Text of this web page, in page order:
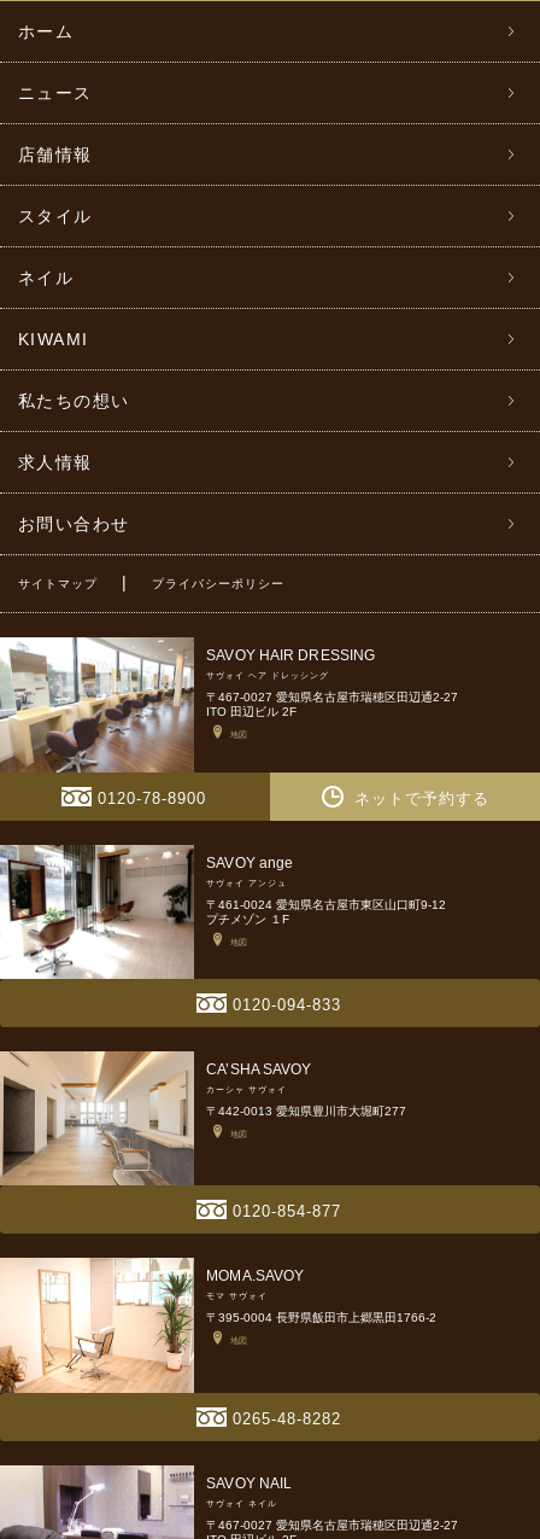
ホーム
ニュース
店舗情報
スタイル
ネイル
KIWAMI
私たちの想い
求人情報
お問い合わせ
サイトマップ | プライバシーポリシー
SAVOY HAIR DRESSING
サヴォイ ヘア ドレッシング
〒467-0027 愛知県名古屋市瑞穂区田辺通2-27
ITO 田辺ビル 2F
地図
0120-78-8900 ネットで予約する
SAVOY ange
サヴォイ アンジュ
〒461-0024 愛知県名古屋市東区山口町9-12
プチメゾン １F
地図
0120-094-833
CA’SHA SAVOY
カーシャ サヴォイ
〒442-0013 愛知県豊川市大堀町277
地図
0120-854-877
MOMA.SAVOY
モマ サヴォイ
〒395-0004 長野県飯田市上郷黒田1766-2
地図
0265-48-8282
SAVOY NAIL
サヴォイ ネイル
〒467-0027 愛知県名古屋市瑞穂区田辺通2-27